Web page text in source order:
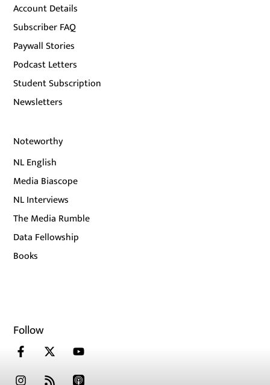
Account Details
Subscriber FAQ
Paywall Stories
Podcast Letters
Student Subscription
Newsletters
Noteworthy
NL English
Media Biascope
NL Interviews
The Media Rumble
Data Fellowship
Books
Follow